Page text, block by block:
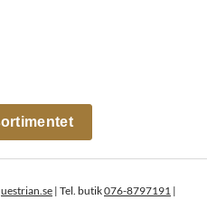
| Tel. butik076-8797191 |